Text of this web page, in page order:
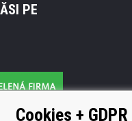
PE
de rezervă este certificat
Cookies + GDPR